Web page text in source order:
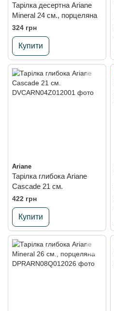
Тарілка десертна Ariane
Mineral 24 см., порцеляна
324 грн
Купити
Ariane
Тарілка глибока Ariane
Cascade 21 см.
422 грн
Купити